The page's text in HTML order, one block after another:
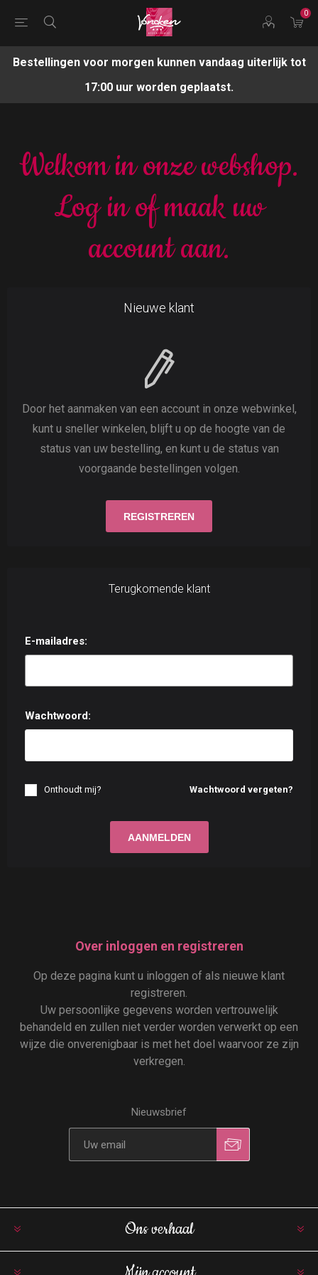
0
Bestellingen voor morgen kunnen vandaag uiterlijk tot
17:00 uur worden geplaatst.
Welkom in onze webshop.
Log in of maak uw
account aan.
Nieuwe klant
Door het aanmaken van een account in onze webwinkel,
kunt u sneller winkelen, blijft u op de hoogte van de
status van uw bestelling, en kunt u de status van
voorgaande bestellingen volgen.
Terugkomende klant
E-mailadres:
Wachtwoord:
Wachtwoord vergeten?
Onthoudt mij?
Over inloggen en registreren
Op deze pagina kunt u inloggen of als nieuwe klant
registreren.
Uw persoonlijke gegevens worden vertrouwelijk
behandeld en zullen niet verder worden verwerkt op een
wijze die onverenigbaar is met het doel waarvoor ze zijn
verkregen.
Nieuwsbrief
Ons verhaal